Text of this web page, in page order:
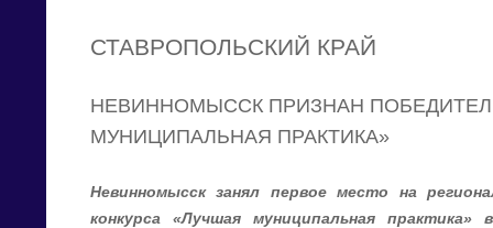
СТАВРОПОЛЬСКИЙ КРАЙ
НЕВИННОМЫССК ПРИЗНАН
МУНИЦИПАЛЬНАЯ ПРАКТИКА»
Невинномысск занял первое место на
конкурса «Лучшая муниципальная практика»